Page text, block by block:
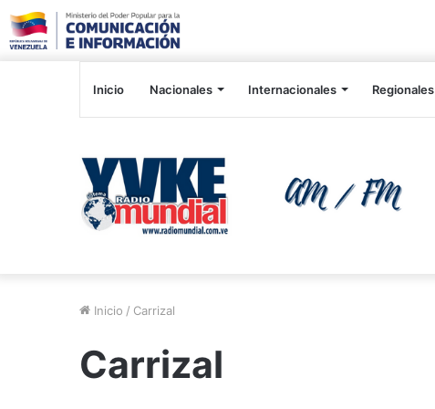
Inicio Nacionales Internacionales Regionales
Inicio / Carrizal
Carrizal